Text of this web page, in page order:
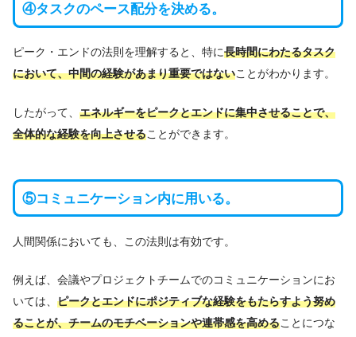
④タスクのペース配分を決める。
ピーク・エンドの法則を理解すると、特に長時間にわたるタスク
において、中間の経験があまり重要ではないことがわかります。
したがって、 エネルギーをピークとエンドに集中させることで、
全体的な経験を向上させることができます。
⑤コミュニケーション内に用いる。
人間関係においても、この法則は有効です。
例えば、会議やプロジェクトチームでのコミュニケーションにお
いては、 ピークとエンドにポジティブな経験をもたらすよう努め
ることが、チームのモチベーションや連帯感を高めることにつな